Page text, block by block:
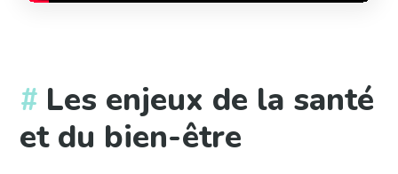
Les enjeux de la santé
et du bien-être